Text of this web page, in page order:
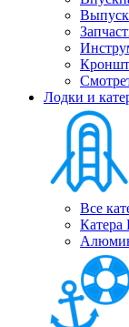
Лодки и
Все
Катера